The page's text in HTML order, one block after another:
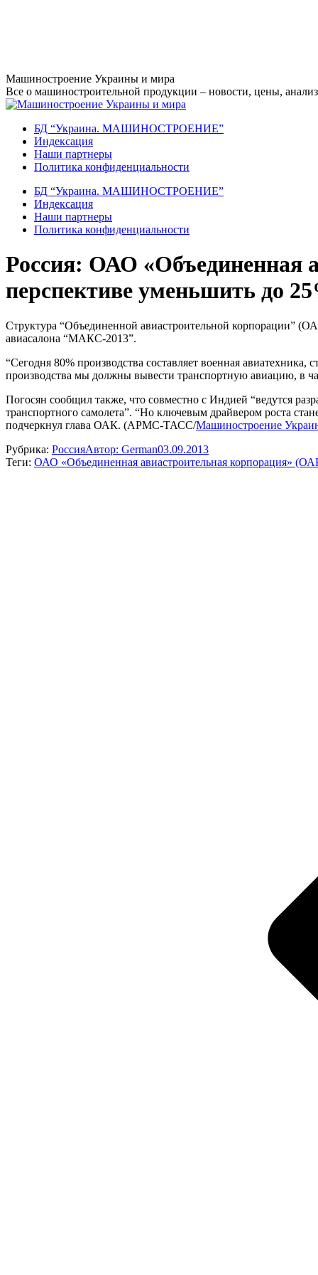
Перейти
к
содержанию
Машиностроение Украины и мира
Все о машиностроительной продукции – новости, цены,
БД “Украина. МАШИНОСТРОЕНИЕ”
Индекcация
Наши партнеры
Политика конфиденциальности
БД “Украина. МАШИНОСТРОЕНИЕ”
Индекcация
Наши партнеры
Политика конфиденциальности
Россия: ОАО «Объединенная
перспективе уменьшить до
Структура “Объединенной авиастроительной корпорации”
авиасалона “МАКС-2013”.
“Сегодня 80% производства составляет военная
производства мы должны вывести транспортную авиацию, в
Погосян сообщил также, что совместно с Индией “ведутся
транспортного самолета”. “Но ключевым драйвером роста
подчеркнул глава ОАК. (АРМС-ТАСС/Машиностроение
Рубрика: РоссияАвтор: German03.09.2013
Теги: ОАО «Объединенная авиастроительная корпорация»